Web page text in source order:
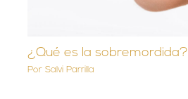
¿Qué es la sobremordida?
PorSalvi Parrilla